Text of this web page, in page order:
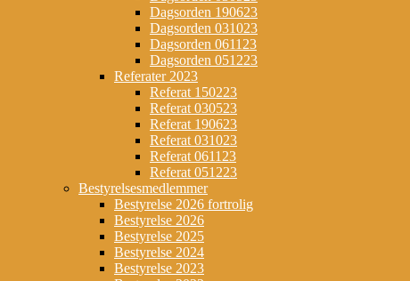
Dagsorden 190623
Dagsorden 031023
Dagsorden 061123
Dagsorden 051223
Referater 2023
Referat 150223
Referat 030523
Referat 190623
Referat 031023
Referat 061123
Referat 051223
Bestyrelsesmedlemmer
Bestyrelse 2026 fortrolig
Bestyrelse 2026
Bestyrelse 2025
Bestyrelse 2024
Bestyrelse 2023